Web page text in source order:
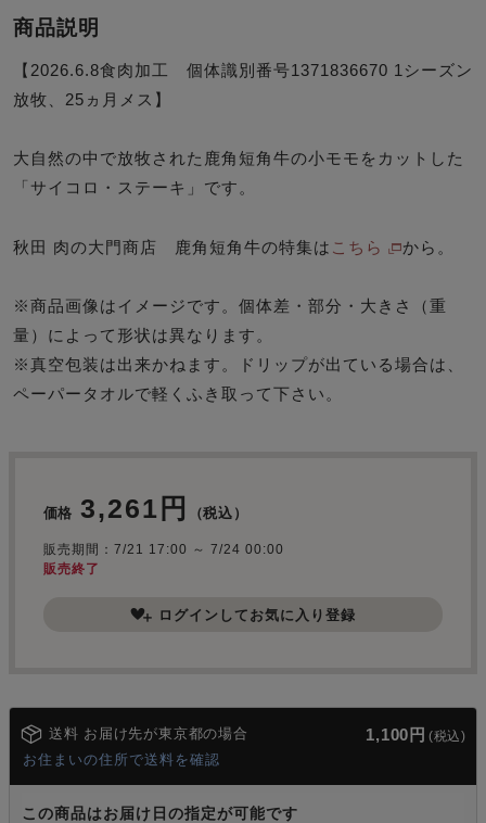
商品説明
【2026.6.8食肉加工 個体識別番号1371836670 1シーズン
放牧、25ヵ月メス】
大自然の中で放牧された鹿角短角牛の小モモをカットした
「サイコロ・ステーキ」です。
秋田 肉の大門商店 鹿角短角牛の特集は こちら から。
※商品画像はイメージです。個体差・部分・大きさ（重
量）によって形状は異なります。
※真空包装は出来かねます。ドリップが出ている場合は、
ペーパータオルで軽くふき取って下さい。
価格 3,261円 （税込）
販売期間：7/21 17:00 ～ 7/24 00:00
販売終了
ログインしてお気に入り登録
送料 お届け先が東京都の場合 1,100円 (税込)
お住まいの住所で送料を確認
この商品はお届け日の指定が可能です